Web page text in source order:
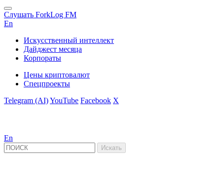
Слушать ForkLog FM
En
Искусственный интеллект
Дайджест месяца
Корпораты
Цены криптовалют
Спецпроекты
Telegram (AI)YouTube Facebook X
En